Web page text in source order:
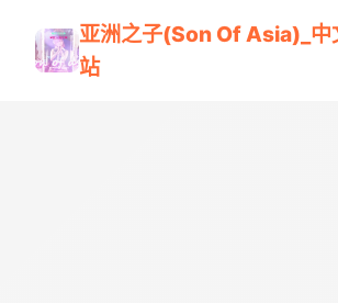
亚洲之子(Son Of Asia)_中
站